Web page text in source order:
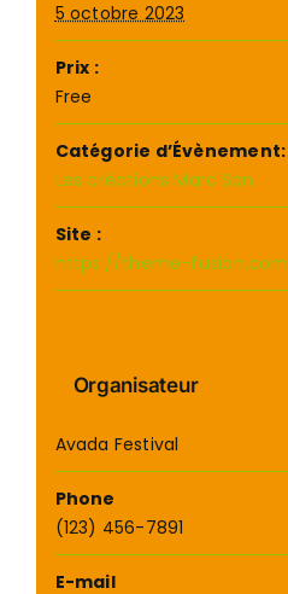
5 octobre 2023
Prix :
Free
Catégorie d’Évènement:
Les créations Marc'San
Site :
https://theme-fusion.com
Organisateur
Avada Festival
Phone
(123) 456-7891
E-mail